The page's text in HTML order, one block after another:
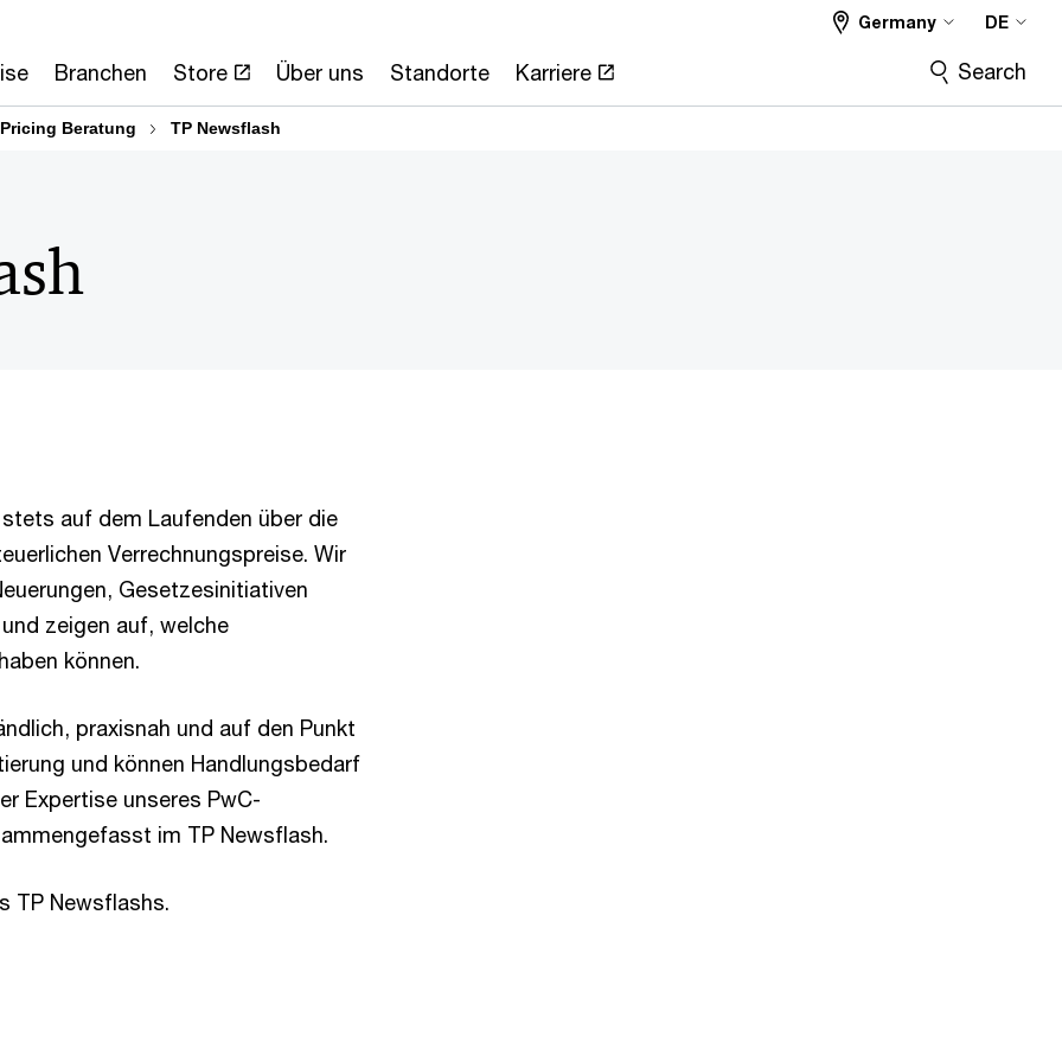
Branchen Store Über uns Standorte Karriere
Germany DE
Search
Beratung TP Newsflash
auf dem Laufenden über die
Verrechnungspreise. Wir
Gesetzesinitiativen
zeigen auf, welche
können.
praxisnah und auf den Punkt
und können Handlungsbedarf
Expertise unseres PwC-
im TP Newsflash.
TP Newsflashs.